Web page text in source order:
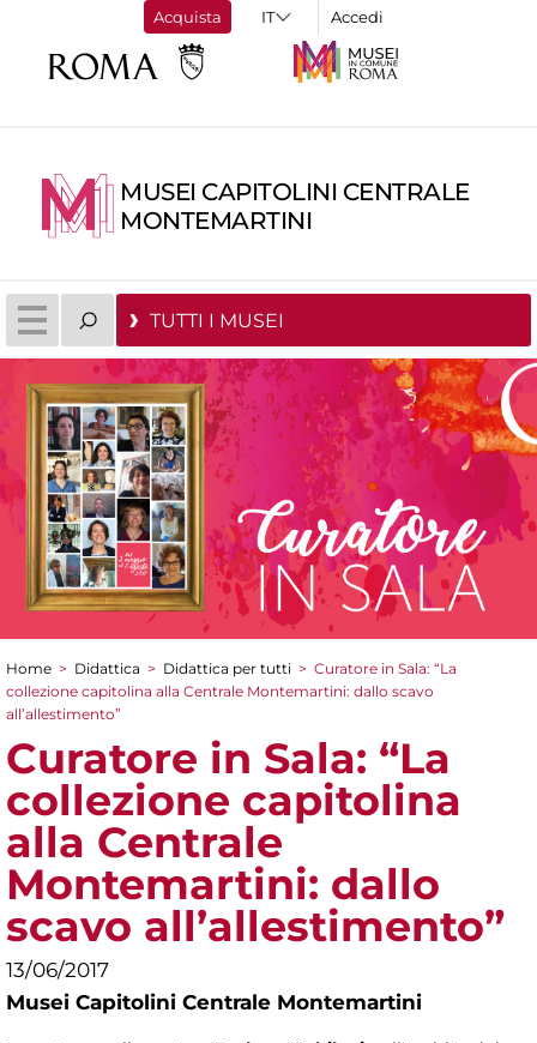
Acquista Accedi
MUSEI CAPITOLINI CENTRALE
MONTEMARTINI
TUTTI I MUSEI
Tu sei qui
Home > Didattica > Didattica per tutti > Curatore in Sala: “La
collezione capitolina alla Centrale Montemartini: dallo scavo
all’allestimento”
Curatore in Sala: “La
collezione capitolina
alla Centrale
Montemartini: dallo
scavo all’allestimento”
13/06/2017
Musei Capitolini Centrale Montemartini